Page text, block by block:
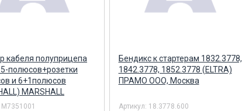
кабеля полуприцепа
полюсов+розетки
и 6+1полюсов
MARSHALL
M7351001
Бендикс к стартерам 1832.3778,
1842.3778, 1852.3778 (ELTRA)
ПРАМО ООО, Москва
Артикул: 18.3778.600